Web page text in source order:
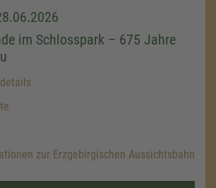
im Schlosspark – 675 Jahre
zur Erzgebirgischen Aussichtsbahn